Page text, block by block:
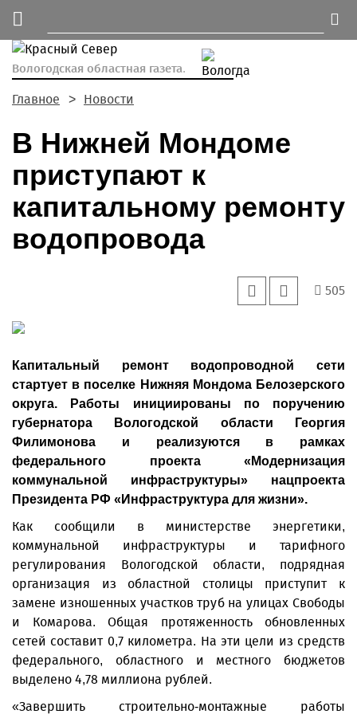
Вологодская областная газета.
Главное Новости
В Нижней Мондоме
приступают к
капитальному ремонту
водопровода
505
Капитальный ремонт водопроводной сети
стартует в поселке Нижняя Мондома Белозерского
округа. Работы инициированы по поручению
губернатора Вологодской области Георгия
Филимонова и реализуются в рамках
федерального проекта «Модернизация
коммунальной инфраструктуры» нацпроекта
Президента РФ «Инфраструктура для жизни».
Как сообщили в министерстве энергетики,
коммунальной инфраструктуры и тарифного
регулирования Вологодской области, подрядная
организация из областной столицы приступит к
замене изношенных участков труб на улицах Свободы
и Комарова. Общая протяженность обновленных
сетей составит 0,7 километра. На эти цели из средств
федерального, областного и местного бюджетов
выделено 4,78 миллиона рублей.
«Завершить строительно-монтажные работы